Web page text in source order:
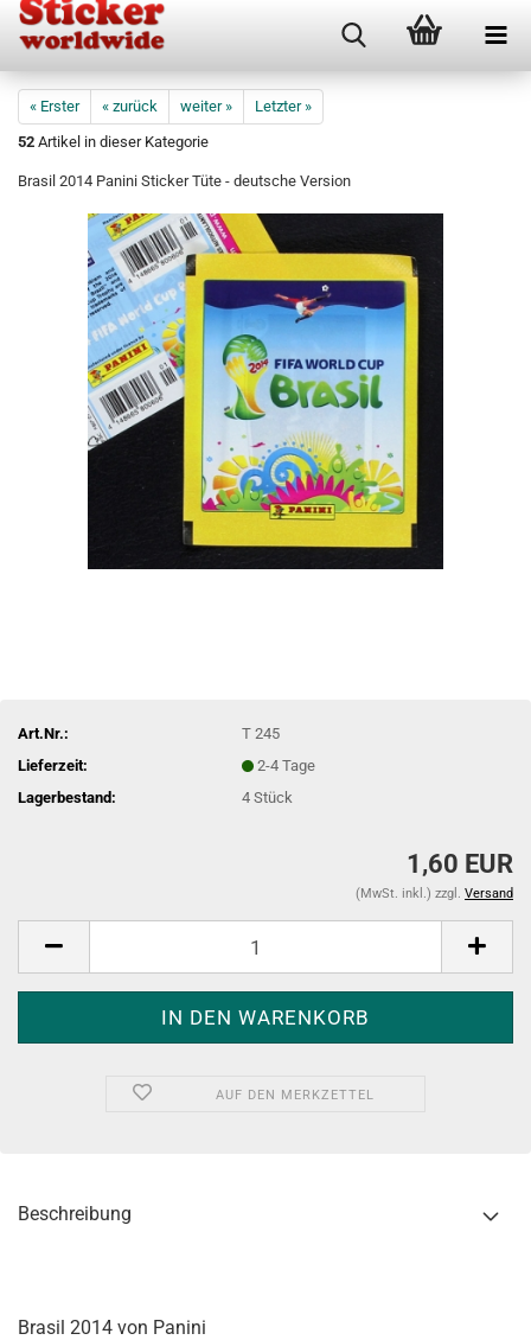
« Erster « zurück weiter »
Letzter »
52 Artikel in dieser Kategorie
Brasil 2014 Panini Sticker Tüte - deutsche Version
Art.Nr.:
T 245
Lieferzeit:
2-4 Tage
Lagerbestand:
4Stück
1,60 EUR
(MwSt. inkl.) zzgl. Versand
AUF DEN MERKZETTEL
Beschreibung
Brasil 2014 von Panini